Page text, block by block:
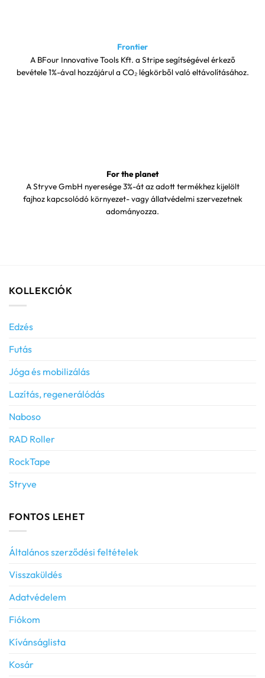
Frontier
A BFour Innovative Tools Kft. a Stripe segítségével érkező
bevétele 1%-ával hozzájárul a CO₂ légkörből való eltávolításához.
For the planet
A Stryve GmbH nyeresége 3%-át az adott termékhez kijelölt
fajhoz kapcsolódó környezet- vagy állatvédelmi szervezetnek
adományozza.
KOLLEKCIÓK
Edzés
Futás
Jóga és mobilizálás
Lazítás, regenerálódás
Naboso
RAD Roller
RockTape
Stryve
FONTOS LEHET
Általános szerződési feltételek
Visszaküldés
Adatvédelem
Fiókom
Kívánságlista
Kosár